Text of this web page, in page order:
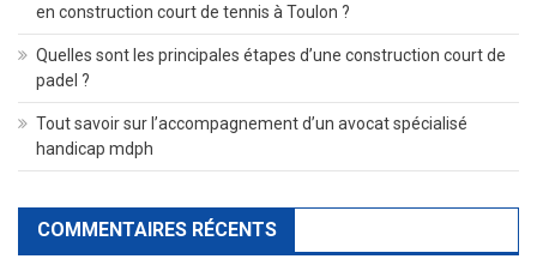
en construction court de tennis à Toulon ?
Quelles sont les principales étapes d’une construction court de
padel ?
Tout savoir sur l’accompagnement d’un avocat spécialisé
handicap mdph
COMMENTAIRES RÉCENTS